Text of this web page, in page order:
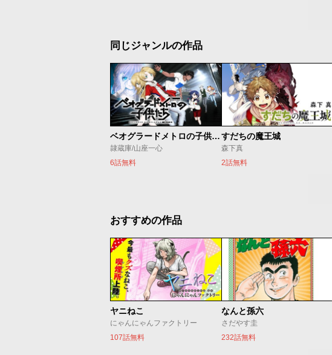
同じジャンルの作品
ベオグラードメトロの子供たち
隷蔵庫/山座一心
6話無料
すだちの魔王城
森下真
2話無料
おすすめの作品
ヤニねこ
にゃんにゃんファクトリー
107話無料
なんと孫六
さだやす圭
232話無料